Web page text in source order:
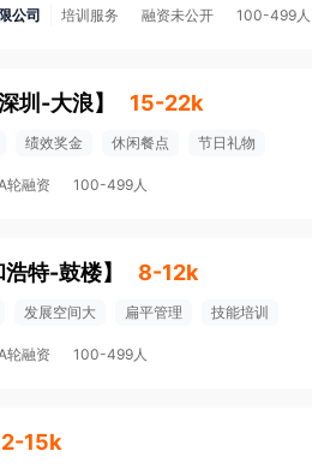
公司 培训服务 融资未公开 100-499人
圳-大浪】 15-22k
绩效奖金 休闲餐点 节日礼物
轮融资 100-499人
浩特-鼓楼】 8-12k
发展空间大 扁平管理 技能培训
轮融资 100-499人
15k